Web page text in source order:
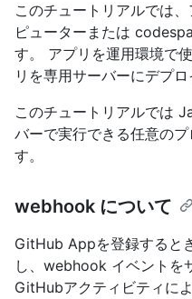
このチュートリアルでは
ピューターまたは
す。 アプリを運用環境で
リを専用サーバーにデプロ
このチュートリアルでは
バーで実行できる任意の
す。
webhook について
GitHub Appを登録すると
し、webhook イベントを
GitHubアクティビティに